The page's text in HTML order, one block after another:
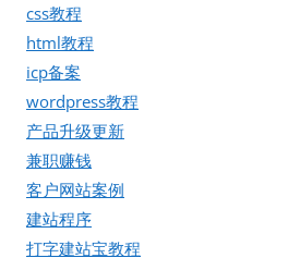
css教程
html教程
icp备案
wordpress教程
产品升级更新
兼职赚钱
客户网站案例
建站程序
打字建站宝教程